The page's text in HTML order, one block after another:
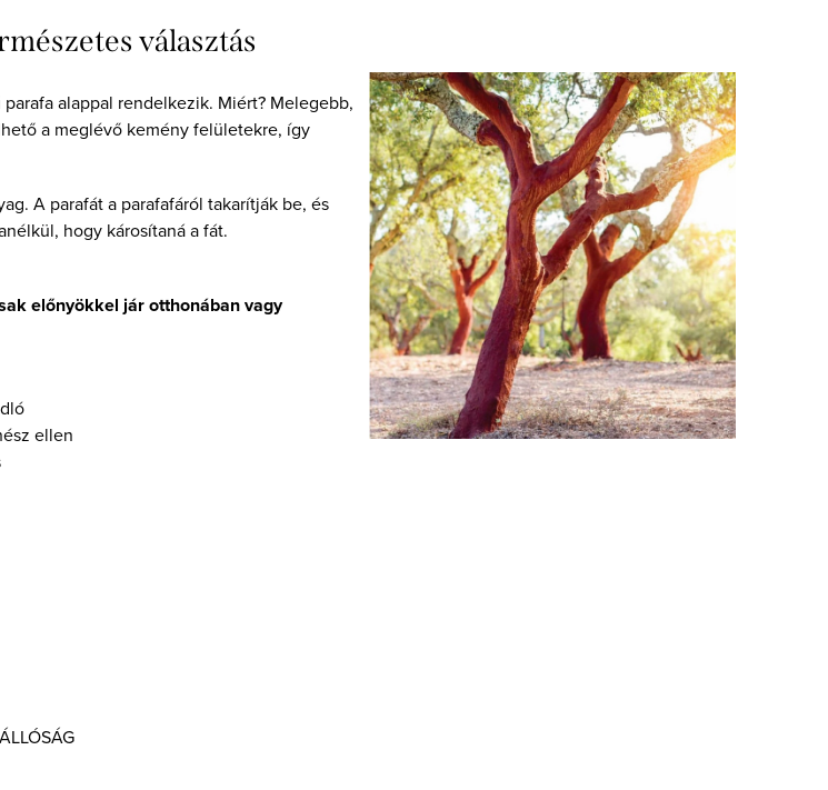
választás
alappal rendelkezik. Miért? Melegebb,
a meglévő kemény felületekre, így
A parafát a parafafáról takarítják be, és
hogy károsítaná a fát.
előnyökkel jár otthonában vagy
ellen